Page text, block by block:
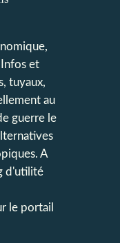
et
tuyaux,
au
guerre le
A
d'utilité
le portail